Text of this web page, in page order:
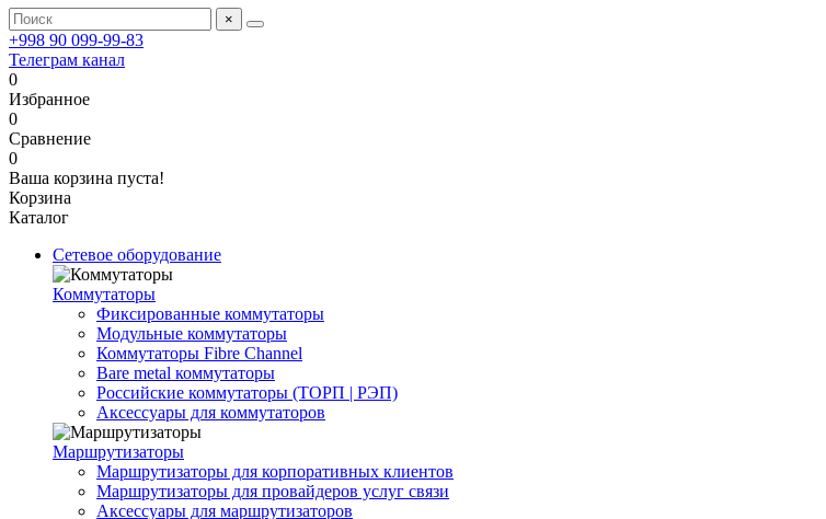
×
+998 90 099-99-83
Телеграм канал
0
Избранное
0
Сравнение
0
Ваша корзина пуста!
Корзина
Каталог
Сетевое оборудование
Коммутаторы
Фиксированные коммутаторы
Модульные коммутаторы
Коммутаторы Fibre Channel
Bare metal коммутаторы
Российские коммутаторы (ТОРП | РЭП)
Аксессуары для коммутаторов
Маршрутизаторы
Маршрутизаторы для корпоративных клиентов
Маршрутизаторы для провайдеров услуг связи
Аксессуары для маршрутизаторов